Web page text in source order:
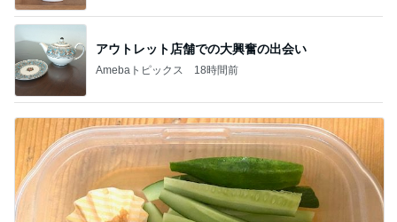
アウトレット店舗での大興奮の出会い
Amebaトピックス 18時間前